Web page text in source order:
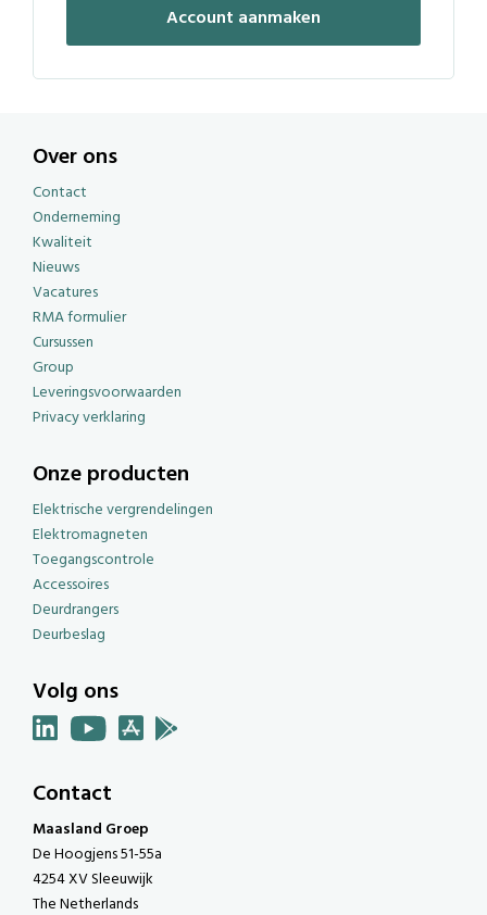
Account aanmaken
Over ons
Contact
Onderneming
Kwaliteit
Nieuws
Vacatures
RMA formulier
Cursussen
Group
Leveringsvoorwaarden
Privacy verklaring
Onze producten
Elektrische vergrendelingen
Elektromagneten
Toegangscontrole
Accessoires
Deurdrangers
Deurbeslag
Volg ons
Contact
Maasland Groep
De Hoogjens 51-55a
4254 XV Sleeuwijk
The Netherlands